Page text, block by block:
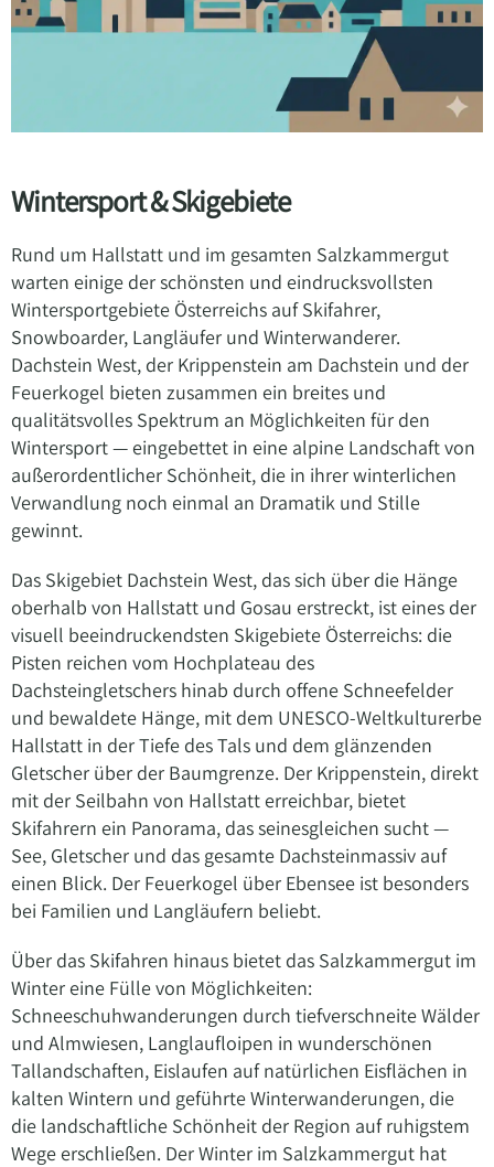
Wintersport & Skigebiete
Rund um Hallstatt und im gesamten Salzkammergut
warten einige der schönsten und eindrucksvollsten
Wintersportgebiete Österreichs auf Skifahrer,
Snowboarder, Langläufer und Winterwanderer.
Dachstein West, der Krippenstein am Dachstein und der
Feuerkogel bieten zusammen ein breites und
qualitätsvolles Spektrum an Möglichkeiten für den
Wintersport — eingebettet in eine alpine Landschaft von
außerordentlicher Schönheit, die in ihrer winterlichen
Verwandlung noch einmal an Dramatik und Stille
gewinnt.
Das Skigebiet Dachstein West, das sich über die Hänge
oberhalb von Hallstatt und Gosau erstreckt, ist eines der
visuell beeindruckendsten Skigebiete Österreichs: die
Pisten reichen vom Hochplateau des
Dachsteingletschers hinab durch offene Schneefelder
und bewaldete Hänge, mit dem UNESCO-Weltkulturerbe
Hallstatt in der Tiefe des Tals und dem glänzenden
Gletscher über der Baumgrenze. Der Krippenstein, direkt
mit der Seilbahn von Hallstatt erreichbar, bietet
Skifahrern ein Panorama, das seinesgleichen sucht —
See, Gletscher und das gesamte Dachsteinmassiv auf
einen Blick. Der Feuerkogel über Ebensee ist besonders
bei Familien und Langläufern beliebt.
Über das Skifahren hinaus bietet das Salzkammergut im
Winter eine Fülle von Möglichkeiten:
Schneeschuhwanderungen durch tiefverschneite Wälder
und Almwiesen, Langlaufloipen in wunderschönen
Tallandschaften, Eislaufen auf natürlichen Eisflächen in
kalten Wintern und geführte Winterwanderungen, die
die landschaftliche Schönheit der Region auf ruhigstem
Wege erschließen. Der Winter im Salzkammergut hat